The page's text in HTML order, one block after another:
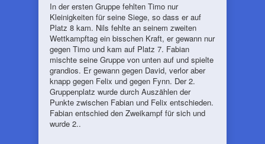
In der ersten Gruppe fehlten Timo nur
Kleinigkeiten für seine Siege, so dass er auf
Platz 8 kam. Nils fehlte an seinem zweiten
Wettkampftag ein bisschen Kraft, er gewann nur
gegen Timo und kam auf Platz 7. Fabian
mischte seine Gruppe von unten auf und spielte
grandios. Er gewann gegen David, verlor aber
knapp gegen Felix und gegen Fynn. Der 2.
Gruppenplatz wurde durch Auszählen der
Punkte zwischen Fabian und Felix entschieden.
Fabian entschied den Zweikampf für sich und
wurde 2..